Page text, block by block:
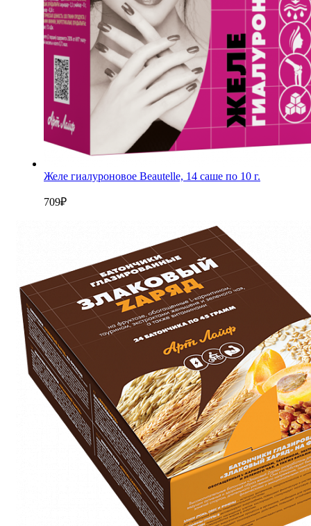
Желе гиалуроновое Beautelle, 14 саше по 10 г.
709₽